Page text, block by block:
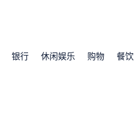
银行 休闲娱乐 购物 餐饮